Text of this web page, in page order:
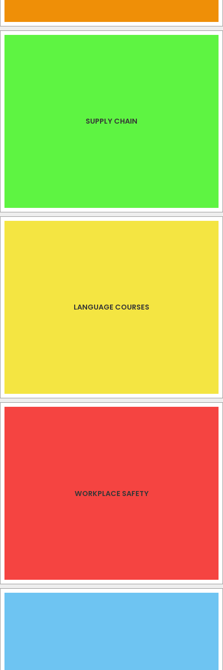
SUPPLY CHAIN
LANGUAGE COURSES
WORKPLACE SAFETY